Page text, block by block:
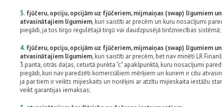
3. fjūčeru, opciju, opcijām uz fjūčeriem, mijmaiņas (swap) līgumiem
atvasinātajiem līgumiem, kuri saistīti ar precēm un kuru nosacījumi
piegādi, ja tos tirgo regulētajā tirgū vai daudzpusējā tirdzniecības sistēmā;
4. fjūčeru, opciju, opcijām uz fjūčeriem, mijmaiņas (swap) līgumiem
atvasinātajiem līgumiem, kuri saistīti ar precēm, bet nav minēti LR
3.panta, otrās daļas, ceturtā punkta "c" apakšpunktā, kuru nosacījumi
piegādi, kuri nav paredzēti komerciāliem mērķiem un kuriem ir citu
ja par tiem ir veikts mijieskaits un norēķini ar atzītu mijieskaita iestāžu
veikt garantijas iemaksas;